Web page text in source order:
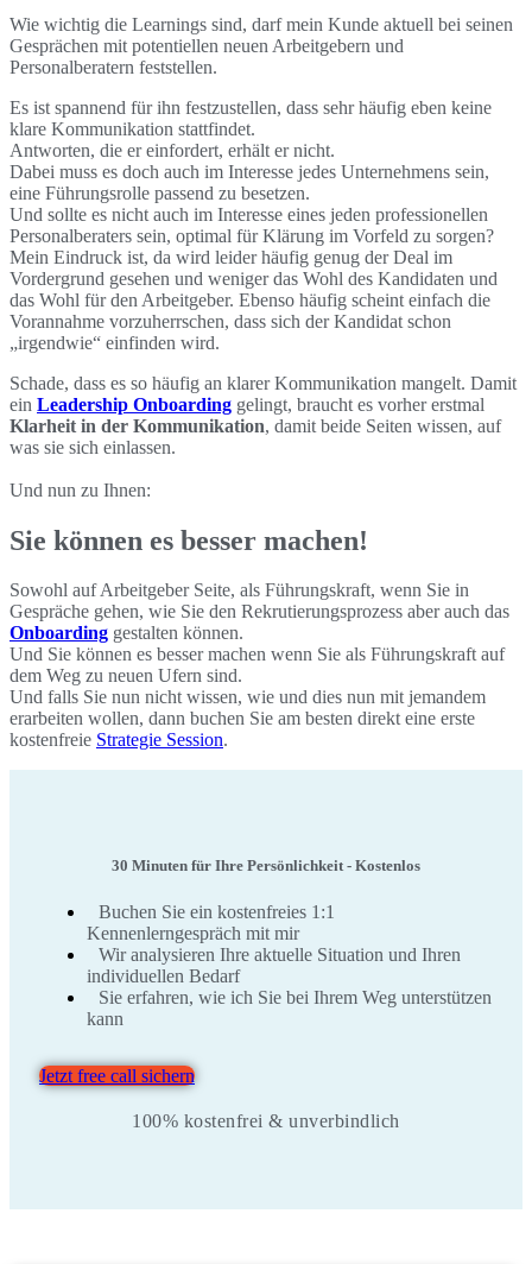
Wie wichtig die Learnings sind, darf mein Kunde aktuell bei seinen
Gesprächen mit potentiellen neuen Arbeitgebern und
Personalberatern feststellen.
Es ist spannend für ihn festzustellen, dass sehr häufig eben keine
klare Kommunikation stattfindet.
Antworten, die er einfordert, erhält er nicht.
Dabei muss es doch auch im Interesse jedes Unternehmens sein,
eine Führungsrolle passend zu besetzen.
Und sollte es nicht auch im Interesse eines jeden professionellen
Personalberaters sein, optimal für Klärung im Vorfeld zu sorgen?
Mein Eindruck ist, da wird leider häufig genug der Deal im
Vordergrund gesehen und weniger das Wohl des Kandidaten und
das Wohl für den Arbeitgeber. Ebenso häufig scheint einfach die
Vorannahme vorzuherrschen, dass sich der Kandidat schon
„irgendwie“ einfinden wird.
Schade, dass es so häufig an klarer Kommunikation mangelt. Damit
ein Leadership Onboarding gelingt, braucht es vorher erstmal
Klarheit in der Kommunikation, damit beide Seiten wissen, auf
was sie sich einlassen.
Und nun zu Ihnen:
Sie können es besser machen!
Sowohl auf Arbeitgeber Seite, als Führungskraft, wenn Sie in
Gespräche gehen, wie Sie den Rekrutierungsprozess aber auch das
Onboarding gestalten können.
Und Sie können es besser machen wenn Sie als Führungskraft auf
dem Weg zu neuen Ufern sind.
Und falls Sie nun nicht wissen, wie und dies nun mit jemandem
erarbeiten wollen, dann buchen Sie am besten direkt eine erste
kostenfreie Strategie Session.
30 Minuten für Ihre Persönlichkeit - Kostenlos
Buchen Sie ein kostenfreies 1:1
Kennenlerngespräch mit mir
Wir analysieren Ihre aktuelle Situation und Ihren
individuellen Bedarf
Sie erfahren, wie ich Sie bei Ihrem Weg unterstützen
kann
Jetzt free call sichern
100% kostenfrei & unverbindlich